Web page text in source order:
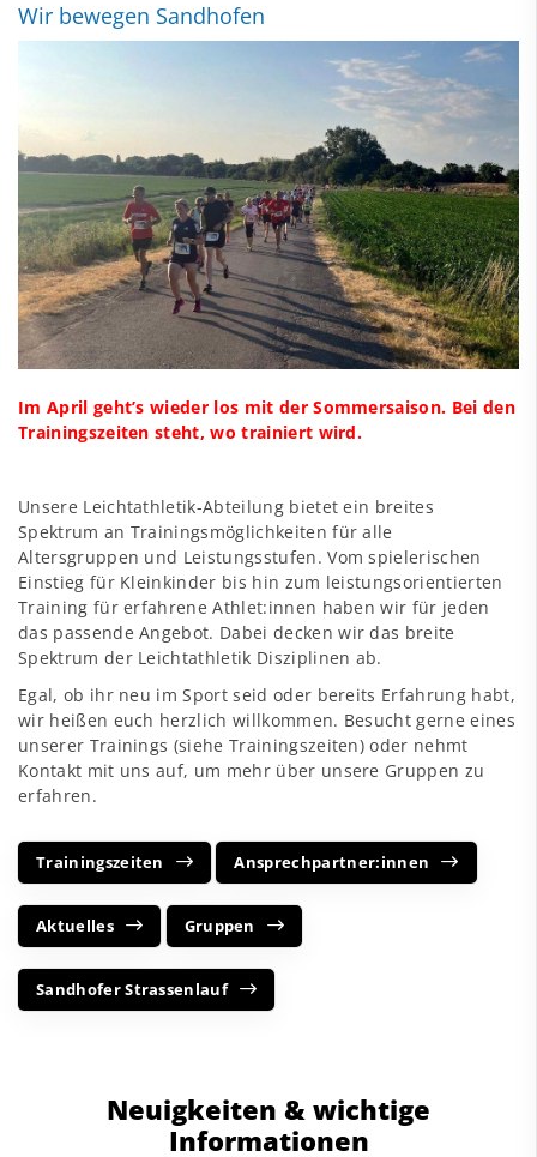
Wir bewegen Sandhofen
Im April geht’s wieder los mit der Sommersaison. Bei den
Trainingszeiten steht, wo trainiert wird.
Unsere Leichtathletik-Abteilung bietet ein breites
Spektrum an Trainingsmöglichkeiten für alle
Altersgruppen und Leistungsstufen. Vom spielerischen
Einstieg für Kleinkinder bis hin zum leistungsorientierten
Training für erfahrene Athlet:innen haben wir für jeden
das passende Angebot. Dabei decken wir das breite
Spektrum der Leichtathletik Disziplinen ab.
Egal, ob ihr neu im Sport seid oder bereits Erfahrung habt,
wir heißen euch herzlich willkommen. Besucht gerne eines
unserer Trainings (sieheTrainingszeiten) oder nehmt
Kontakt mit uns auf, um mehr über unsere Gruppen zu
erfahren.
Trainingszeiten Ansprechpartner:innen
Aktuelles Gruppen
Sandhofer Strassenlauf
Neuigkeiten & wichtige
Informationen